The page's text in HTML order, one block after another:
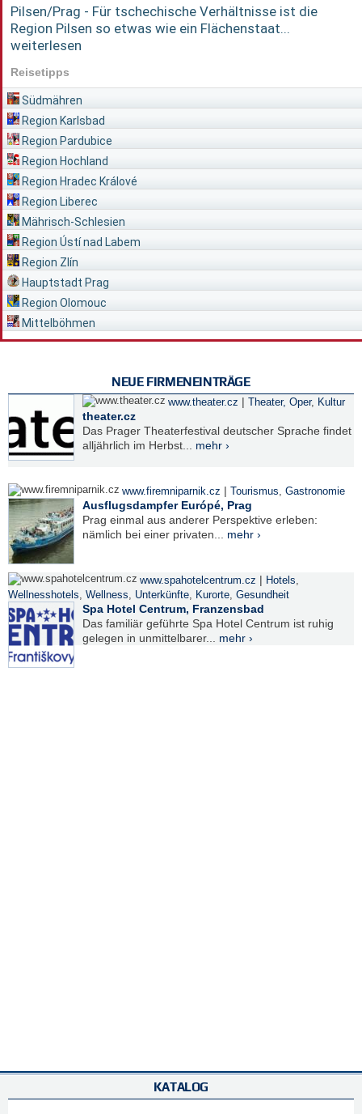
Pilsen/Prag - Für tschechische Verhältnisse ist die
Region Pilsen so etwas wie ein Flächenstaat...
weiterlesen
Reisetipps
Südmähren
Region Karlsbad
Region Pardubice
Region Hochland
Region Hradec Králové
Region Liberec
Mährisch-Schlesien
Region Ústí nad Labem
Region Zlín
Hauptstadt Prag
Region Olomouc
Mittelböhmen
NEUE FIRMENEINTRÄGE
www.theater.cz | Theater, Oper, Kultur
theater.cz
Das Prager Theaterfestival deutscher Sprache findet
alljährlich im Herbst... mehr ›
www.firemniparnik.cz | Tourismus, Gastronomie
Ausflugsdampfer Európé, Prag
Prag einmal aus anderer Perspektive erleben:
nämlich bei einer privaten... mehr ›
www.spahotelcentrum.cz | Hotels,
Wellnesshotels, Wellness, Unterkünfte, Kurorte, Gesundheit
Spa Hotel Centrum, Franzensbad
Das familiär geführte Spa Hotel Centrum ist ruhig
gelegen in unmittelbarer... mehr ›
KATALOG